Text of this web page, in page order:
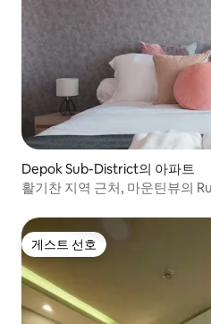
Depok Sub-District의 아파트
활기찬 지역 근처, 마운틴뷰의
게스트 선호
게스트 선호